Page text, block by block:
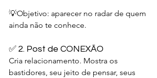
💡Objetivo: aparecer no radar de quem
ainda não te conhece.
✅ 2. Post de CONEXÃO
Cria relacionamento. Mostra os
bastidores, seu jeito de pensar, seus